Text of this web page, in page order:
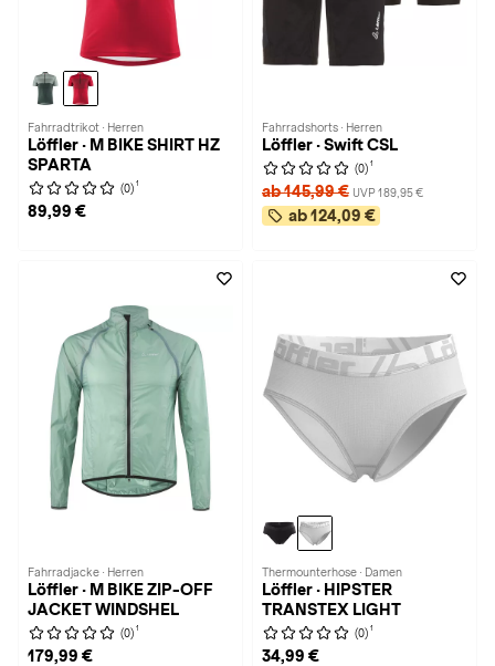
Fahrradtrikot · Herren
Löffler · M BIKE SHIRT HZ
SPARTA
(0) 1
89,99 €
Fahrradshorts · Herren
Löffler · Swift CSL
(0) 1
ab 145,99 € UVP 189,95 €
ab 124,09 €
Fahrradjacke · Herren
Löffler · M BIKE ZIP-OFF
JACKET WINDSHEL
(0) 1
179,99 €
Thermounterhose · Damen
Löffler · HIPSTER
TRANSTEX LIGHT
(0) 1
34,99 €